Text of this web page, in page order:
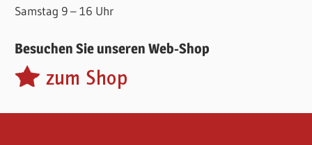
Samstag 9 – 16 Uhr
Besuchen Sie unseren Web-Shop